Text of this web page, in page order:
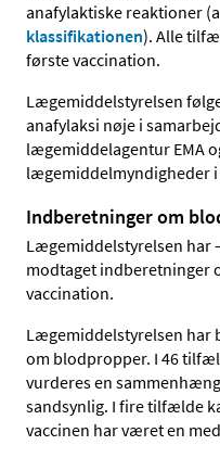
anafylaktiske reaktioner
klassifikationen). Alle
første vaccination.
Lægemiddelstyrelsen
anafylaksi nøje i
lægemiddelagentur EMA
lægemiddelmyndigheder i
Indberetninger om
Lægemiddelstyrelsen har
modtaget indberetninger
vaccination.
Lægemiddelstyrelsen har
om blodpropper. I 46
vurderes en
sandsynlig. I fire tilfælde
vaccinen har været en